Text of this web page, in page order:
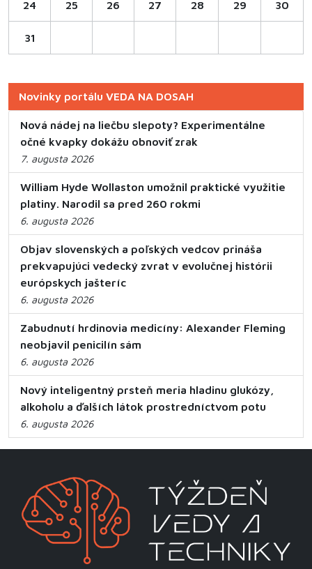
24 25 26 27 28 29 30
31
Novinky portálu VEDA NA DOSAH
Nová nádej na liečbu slepoty? Experimentálne
očné kvapky dokážu obnoviť zrak
7. augusta 2026
William Hyde Wollaston umožnil praktické využitie
platiny. Narodil sa pred 260 rokmi
6. augusta 2026
Objav slovenských a poľských vedcov prináša
prekvapujúci vedecký zvrat v evolučnej histórii
európskych jašteríc
6. augusta 2026
Zabudnutí hrdinovia medicíny: Alexander Fleming
neobjavil penicilín sám
6. augusta 2026
Nový inteligentný prsteň meria hladinu glukózy,
alkoholu a ďalších látok prostredníctvom potu
6. augusta 2026